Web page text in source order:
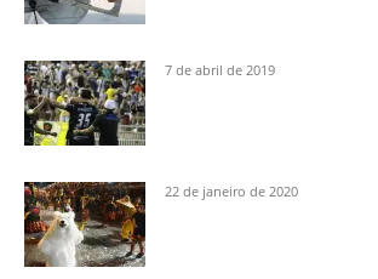
7 de abril de 2019
22 de janeiro de 2020